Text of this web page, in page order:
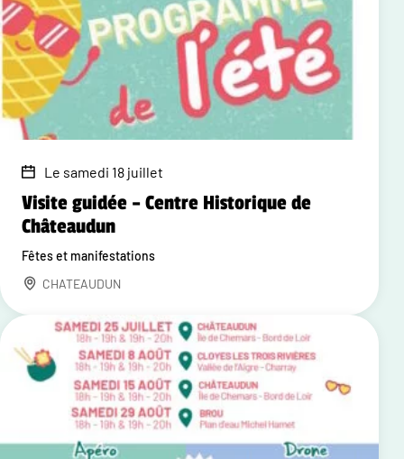
Le samedi 18 juillet
Visite guidée – Centre Historique de
Châteaudun
Fêtes et manifestations
CHATEAUDUN